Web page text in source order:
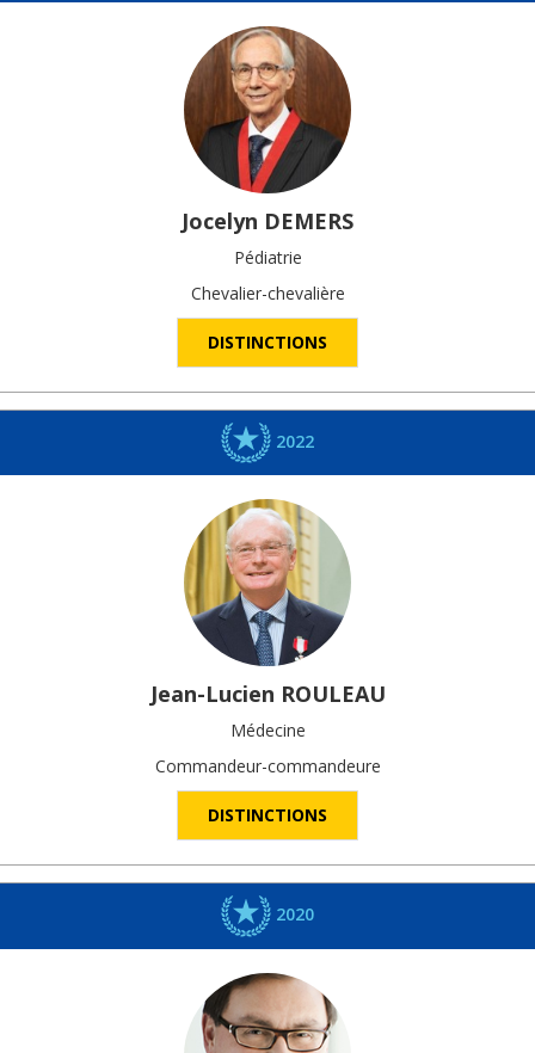
Jocelyn DEMERS
Pédiatrie
Chevalier-chevalière
DISTINCTIONS
2022
Jean-Lucien ROULEAU
Médecine
Commandeur-commandeure
DISTINCTIONS
2020